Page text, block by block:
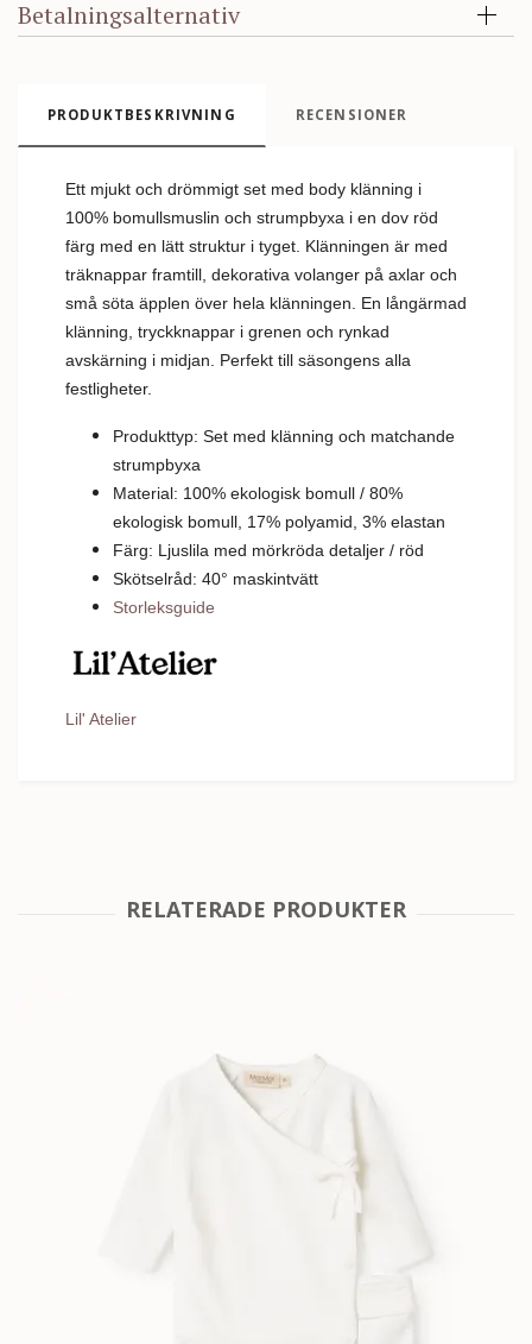
Betalningsalternativ
PRODUKTBESKRIVNING RECENSIONER
Ett mjukt och drömmigt set med body klänning i
100% bomullsmuslin och strumpbyxa i en dov röd
färg med en lätt struktur i tyget. Klänningen är med
träknappar framtill, dekorativa volanger på axlar och
små söta äpplen över hela klänningen. En långärmad
klänning, tryckknappar i grenen och rynkad
avskärning i midjan. Perfekt till säsongens alla
festligheter.
Produkttyp: Set med klänning och matchande
strumpbyxa
Material: 100% ekologisk bomull / 80%
ekologisk bomull, 17% polyamid, 3% elastan
Färg: Ljuslila med mörkröda detaljer / röd
Skötselråd: 40° maskintvätt
Storleksguide
Lil' Atelier